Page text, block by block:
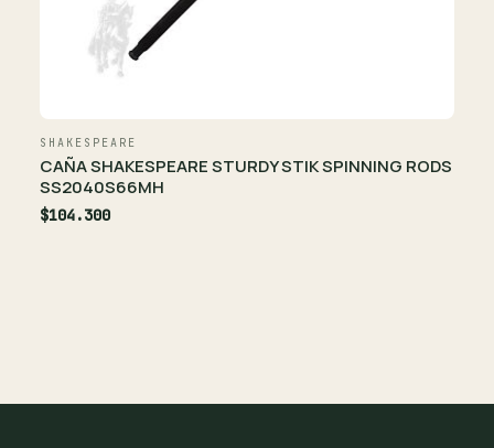
SHAKESPEARE
CAÑA SHAKESPEARE STURDY STIK SPINNING RODS
SS2040S66MH
$104.300